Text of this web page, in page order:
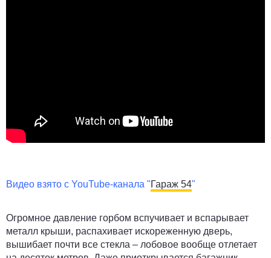
Видео взято с YouTube-канала "Гараж 54"
Огромное давление горбом вспучивает и вспарывает
металл крыши, распахивает искореженную дверь,
вышибает почти все стекла – лобовое вообще отлетает